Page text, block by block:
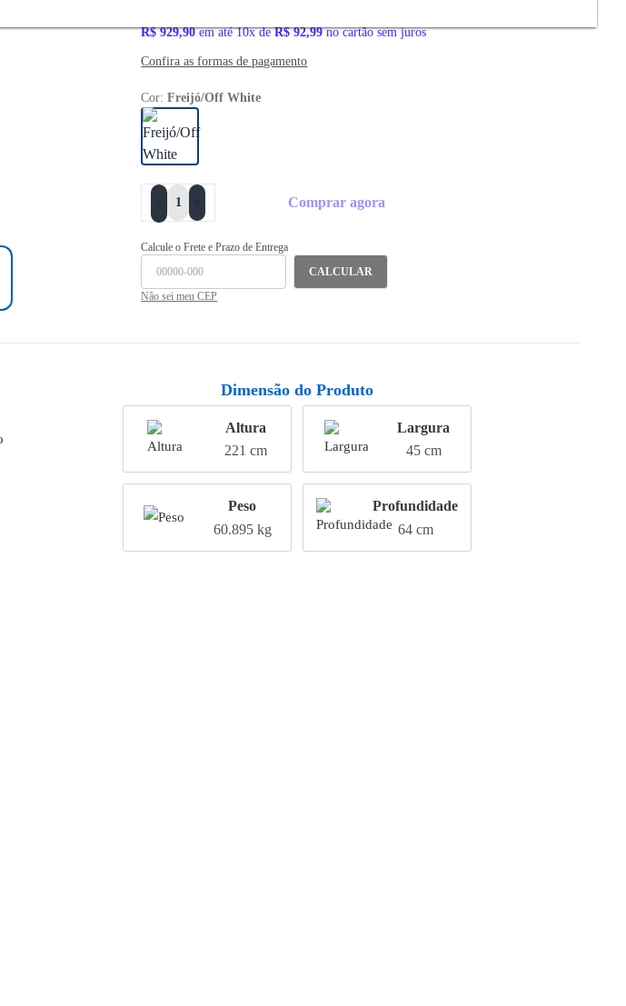
R$ 929,90em até 10x deR$ 92,99no cartão sem juros
Confira as formas de pagamento
Cor:Freijó/Off White
Comprar agora
Calcule o Frete e Prazo de Entrega
CALCULAR
Não sei meu CEP
Dimensão do Produto
Altura
221 cm
Largura
45 cm
Peso
60.895 kg
Profundidade
64 cm